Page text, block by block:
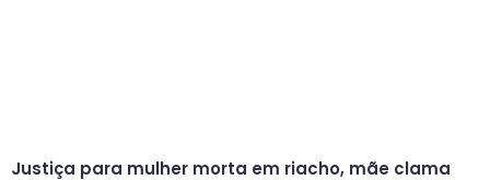
Justiça para mulher morta em riacho, mãe clama